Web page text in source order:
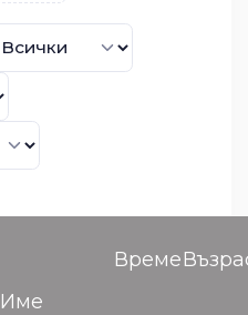
Име
Време